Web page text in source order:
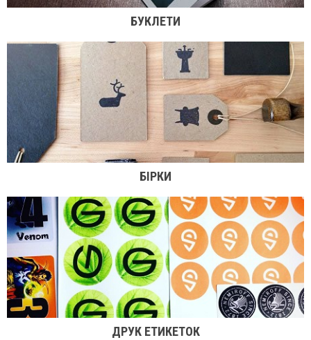
БУКЛЕТИ
БІРКИ
ДРУК ЕТИКЕТОК